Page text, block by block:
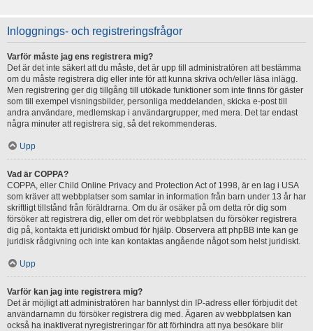
Inloggnings- och registreringsfrågor
Varför måste jag ens registrera mig?
Det är det inte säkert att du måste, det är upp till administratören att bestämma
om du måste registrera dig eller inte för att kunna skriva och/eller läsa inlägg.
Men registrering ger dig tillgång till utökade funktioner som inte finns för gäster
som till exempel visningsbilder, personliga meddelanden, skicka e-post till
andra användare, medlemskap i användargrupper, med mera. Det tar endast
några minuter att registrera sig, så det rekommenderas.
Upp
Vad är COPPA?
COPPA, eller Child Online Privacy and Protection Act of 1998, är en lag i USA
som kräver att webbplatser som samlar in information från barn under 13 år har
skriftligt tillstånd från föräldrarna. Om du är osäker på om detta rör dig som
försöker att registrera dig, eller om det rör webbplatsen du försöker registrera
dig på, kontakta ett juridiskt ombud för hjälp. Observera att phpBB inte kan ge
juridisk rådgivning och inte kan kontaktas angående något som helst juridiskt.
Upp
Varför kan jag inte registrera mig?
Det är möjligt att administratören har bannlyst din IP-adress eller förbjudit det
användarnamn du försöker registrera dig med. Ägaren av webbplatsen kan
också ha inaktiverat nyregistreringar för att förhindra att nya besökare blir